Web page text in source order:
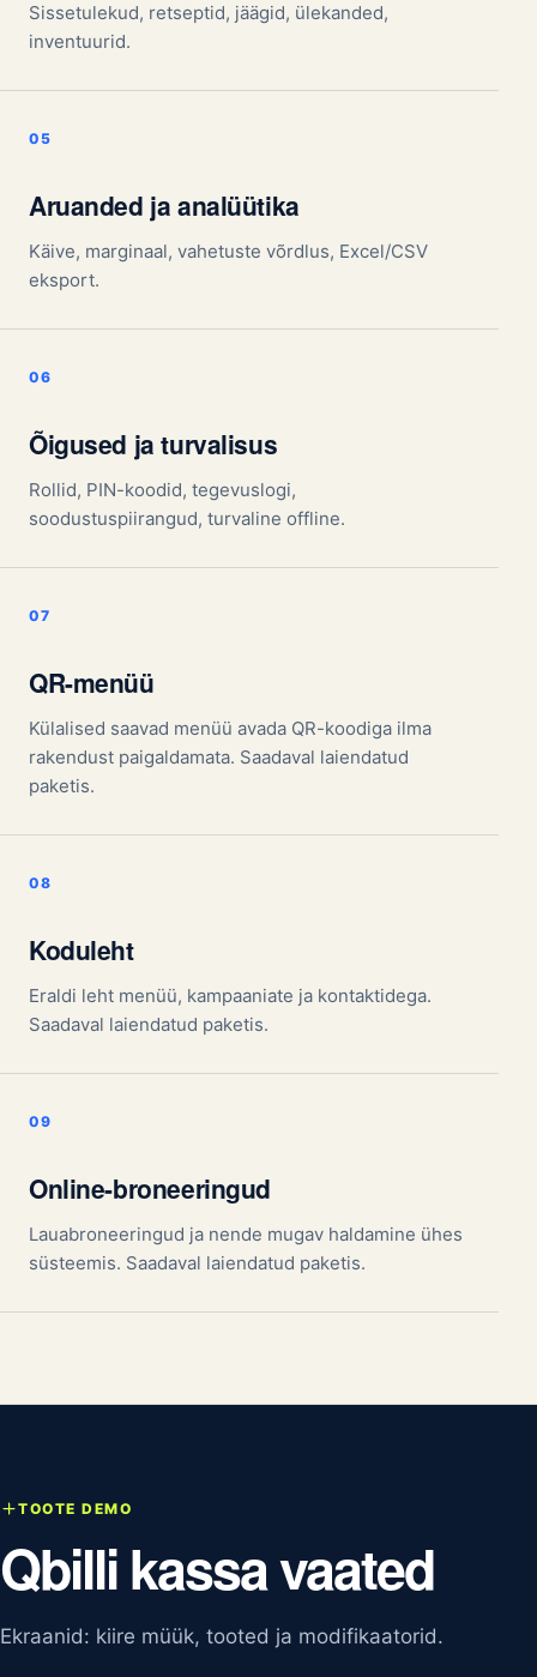
Sissetulekud, retseptid, jäägid, ülekanded,
inventuurid.
Aruanded ja analüütika
Käive, marginaal, vahetuste võrdlus, Excel/CSV
eksport.
Õigused ja turvalisus
Rollid, PIN-koodid, tegevuslogi,
soodustuspiirangud, turvaline offline.
QR-menüü
Külalised saavad menüü avada QR-koodiga ilma
rakendust paigaldamata. Saadaval laiendatud
paketis.
Koduleht
Eraldi leht menüü, kampaaniate ja kontaktidega.
Saadaval laiendatud paketis.
Online-broneeringud
Lauabroneeringud ja nende mugav haldamine ühes
süsteemis. Saadaval laiendatud paketis.
TOOTE DEMO
Qbilli kassa vaated
Ekraanid: kiire müük, tooted ja modifikaatorid.